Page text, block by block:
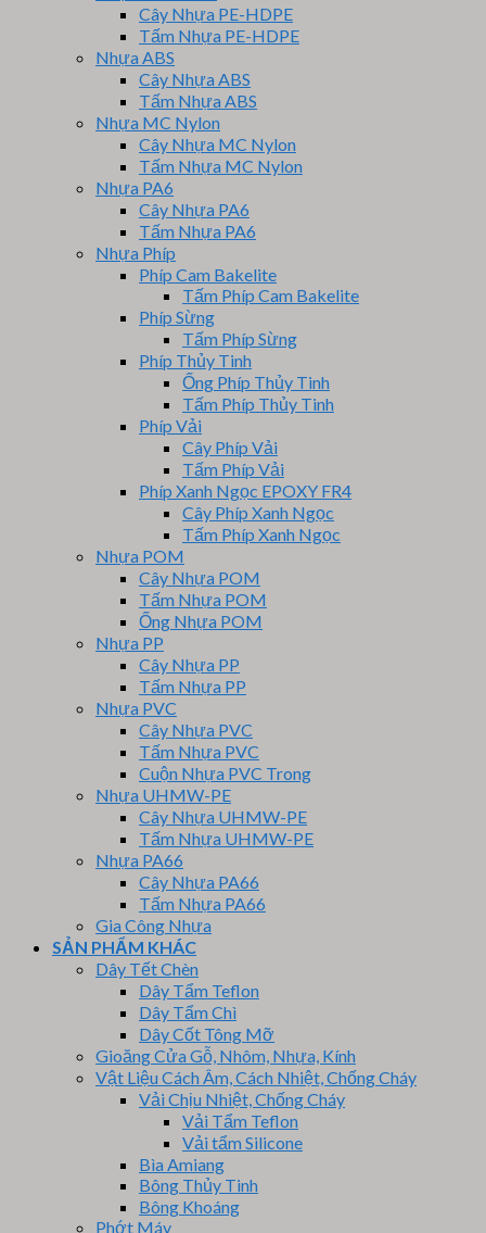
Cây Nhựa PE-HDPE
Tấm Nhựa PE-HDPE
Nhựa ABS
Cây Nhựa ABS
Tấm Nhựa ABS
Nhựa MC Nylon
Cây Nhựa MC Nylon
Tấm Nhựa MC Nylon
Nhựa PA6
Cây Nhựa PA6
Tấm Nhựa PA6
Nhựa Phíp
Phíp Cam Bakelite
Tấm Phíp Cam Bakelite
Phíp Sừng
Tấm Phíp Sừng
Phíp Thủy Tinh
Ống Phíp Thủy Tinh
Tấm Phíp Thủy Tinh
Phíp Vải
Cây Phíp Vải
Tấm Phíp Vải
Phíp Xanh Ngọc EPOXY FR4
Cây Phíp Xanh Ngọc
Tấm Phíp Xanh Ngọc
Nhựa POM
Cây Nhựa POM
Tấm Nhựa POM
Ống Nhựa POM
Nhựa PP
Cây Nhựa PP
Tấm Nhựa PP
Nhựa PVC
Cây Nhựa PVC
Tấm Nhựa PVC
Cuộn Nhựa PVC Trong
Nhựa UHMW-PE
Cây Nhựa UHMW-PE
Tấm Nhựa UHMW-PE
Nhựa PA66
Cây Nhựa PA66
Tấm Nhựa PA66
Gia Công Nhựa
SẢN PHẨM KHÁC
Dây Tết Chèn
Dây Tẩm Teflon
Dây Tẩm Chì
Dây Cốt Tông Mỡ
Gioăng Cửa Gỗ, Nhôm, Nhựa, Kính
Vật Liệu Cách Âm, Cách Nhiệt, Chống Cháy
Vải Chịu Nhiệt, Chống Cháy
Vải Tẩm Teflon
Vải tẩm Silicone
Bìa Amiang
Bông Thủy Tinh
Bông Khoáng
Phớt Máy